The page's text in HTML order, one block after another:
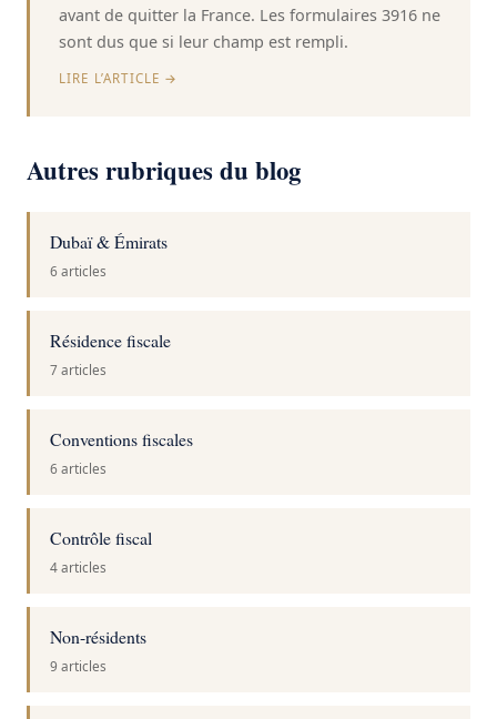
avant de quitter la France. Les formulaires 3916 ne
sont dus que si leur champ est rempli.
LIRE L’ARTICLE →
Autres rubriques du blog
Dubaï & Émirats
6 articles
Résidence fiscale
7 articles
Conventions fiscales
6 articles
Contrôle fiscal
4 articles
Non-résidents
9 articles